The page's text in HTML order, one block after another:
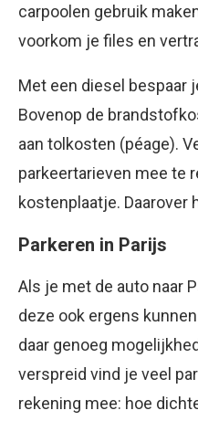
carpoolen gebruik
voorkom je files en
Met een diesel bespaar
Bovenop de
aan tolkosten (péage).
parkeertarieven mee te
kostenplaatje. Daarover
Parkeren in Parijs
Als je met de auto naar
deze ook ergens
daar genoeg
verspreid vind je veel
rekening mee: hoe